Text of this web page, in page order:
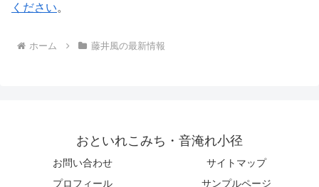
ください。
ホーム 藤井風の最新情報
おといれこみち・音淹れ小径
お問い合わせ
サイトマップ
プロフィール
サンプルページ